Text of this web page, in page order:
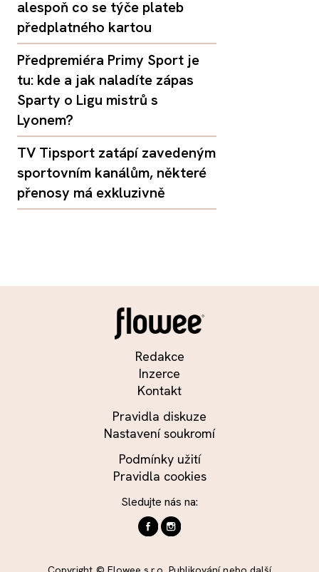
alespoň co se týče plateb
předplatného kartou
Předpremiéra Primy Sport je
tu: kde a jak naladíte zápas
Sparty o Ligu mistrů s
Lyonem?
TV Tipsport zatápí zavedeným
sportovním kanálům, některé
přenosy má exkluzivně
Redakce
Inzerce
Kontakt
Pravidla diskuze
Nastavení soukromí
Podmínky užití
Pravidla cookies
Sledujte nás na: